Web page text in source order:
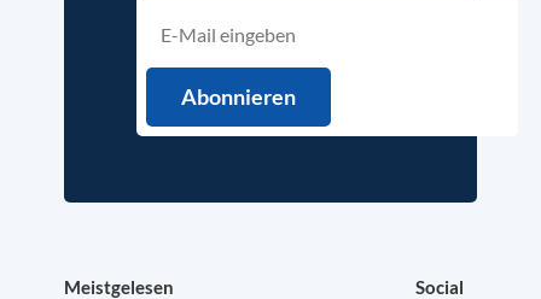
Meistgelesen
Social